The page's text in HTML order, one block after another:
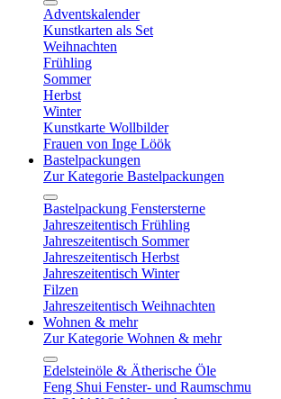
Adventskalender
Kunstkarten als Set
Weihnachten
Frühling
Sommer
Herbst
Winter
Kunstkarte Wollbilder
Frauen von Inge Löök
Bastelpackungen
Zur Kategorie Bastelpackungen
Bastelpackung Fenstersterne
Jahreszeitentisch Frühling
Jahreszeitentisch Sommer
Jahreszeitentisch Herbst
Jahreszeitentisch Winter
Filzen
Jahreszeitentisch Weihnachten
Wohnen & mehr
Zur Kategorie Wohnen & mehr
Edelsteinöle & Ätherische Öle
Feng Shui Fenster- und Raumschmu